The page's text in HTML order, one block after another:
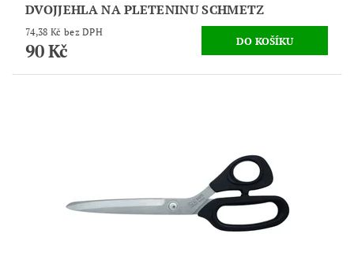
DVOJJEHLA NA PLETENINU SCHMETZ
74,38 Kč bez DPH
90 Kč